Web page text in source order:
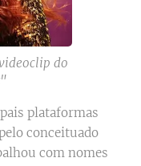
do
plataformas
conceituado
com nomes